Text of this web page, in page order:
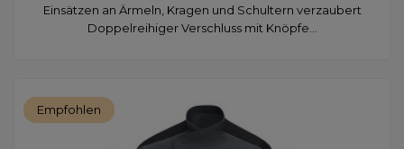
Einsätzen an Ärmeln, Kragen und Schultern verzaubert
Doppelreihiger Verschluss mit Knöpfe...
Empfohlen